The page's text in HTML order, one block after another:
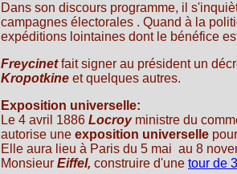
Dans son discours programme, il
campagnes électorales . Quand à la
expéditions lointaines dont le bénéfice
Freycinetfait signer au président un
Kropotkine et quelques autres.
Exposition universelle:
Le 4 avril 1886 Locroy ministre du
autorise une exposition universelle
Elle aura lieu à Paris du 5 mai au 8
Monsieur Eiffel, construire d'une tour de